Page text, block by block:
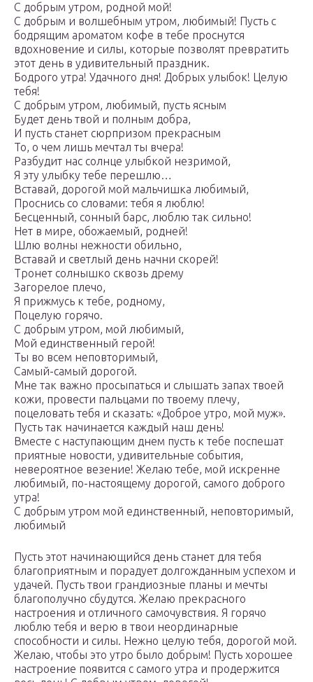
С добрым утром, родной мой!
С добрым и волшебным утром, любимый! Пусть с
бодрящим ароматом кофе в тебе проснутся
вдохновение и силы, которые позволят превратить
этот день в удивительный праздник.
Бодрого утра! Удачного дня! Добрых улыбок! Целую
тебя!
С добрым утром, любимый, пусть ясным
Будет день твой и полным добра,
И пусть станет сюрпризом прекрасным
То, о чем лишь мечтал ты вчера!
Разбудит нас солнце улыбкой незримой,
Я эту улыбку тебе перешлю…
Вставай, дорогой мой мальчишка любимый,
Проснись со словами: тебя я люблю!
Бесценный, сонный барс, люблю так сильно!
Нет в мире, обожаемый, родней!
Шлю волны нежности обильно,
Вставай и светлый день начни скорей!
Тронет солнышко сквозь дрему
Загорелое плечо,
Я прижмусь к тебе, родному,
Поцелую горячо.
С добрым утром, мой любимый,
Мой единственный герой!
Ты во всем неповторимый,
Самый-самый дорогой.
Мне так важно просыпаться и слышать запах твоей
кожи, провести пальцами по твоему плечу,
поцеловать тебя и сказать: «Доброе утро, мой муж».
Пусть так начинается каждый наш день!
Вместе с наступающим днем пусть к тебе поспешат
приятные новости, удивительные события,
невероятное везение! Желаю тебе, мой искренне
любимый, по-настоящему дорогой, самого доброго
утра!
С добрым утром мой единственный, неповторимый,
любимый
Пусть этот начинающийся день станет для тебя
благоприятным и порадует долгожданным успехом и
удачей. Пусть твои грандиозные планы и мечты
благополучно сбудутся. Желаю прекрасного
настроения и отличного самочувствия. Я горячо
люблю тебя и верю в твои неординарные
способности и силы. Нежно целую тебя, дорогой мой.
Желаю, чтобы это утро было добрым! Пусть хорошее
настроение появится с самого утра и продержится